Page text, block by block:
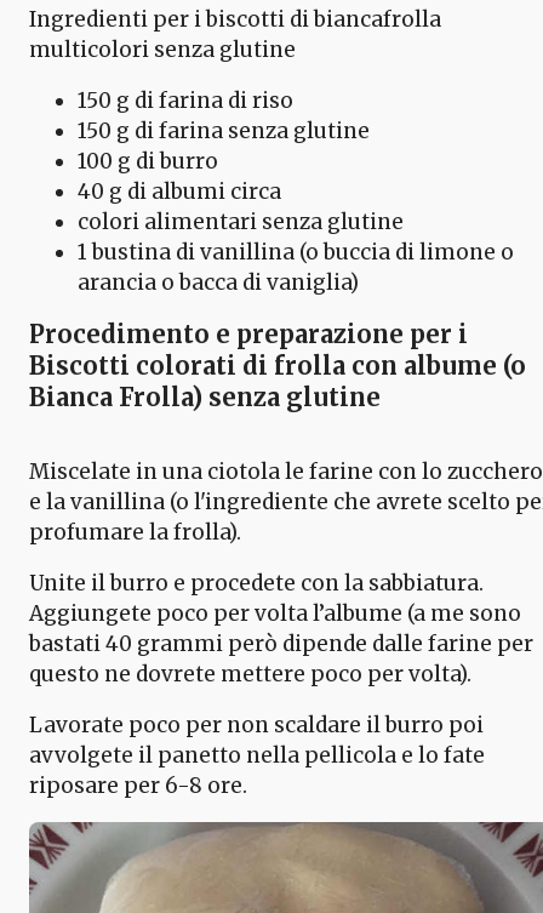
Ingredienti per i biscotti di biancafrolla
multicolori senza glutine
150 g di farina di riso
150 g di farina senza glutine
100 g di burro
40 g di albumi circa
colori alimentari senza glutine
1 bustina di vanillina (o buccia di limone o
arancia o bacca di vaniglia)
Procedimento e preparazione per i
Biscotti colorati di frolla con albume (o
Bianca Frolla) senza glutine
Miscelate in una ciotola le farine con lo zucchero
e la vanillina (o l'ingrediente che avrete scelto
profumare la frolla).
Unite il burro e procedete con la sabbiatura.
Aggiungete poco per volta l’albume (a me sono
bastati 40 grammi però dipende dalle farine per
questo ne dovrete mettere poco per volta).
Lavorate poco per non scaldare il burro poi
avvolgete il panetto nella pellicola e lo fate
riposare per 6-8 ore.